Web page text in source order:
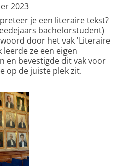
2023
je een literaire tekst?
bachelorstudent)
door het vak 'Literaire
ze een eigen
en bevestigde dit vak voor
op de juiste plek zit.